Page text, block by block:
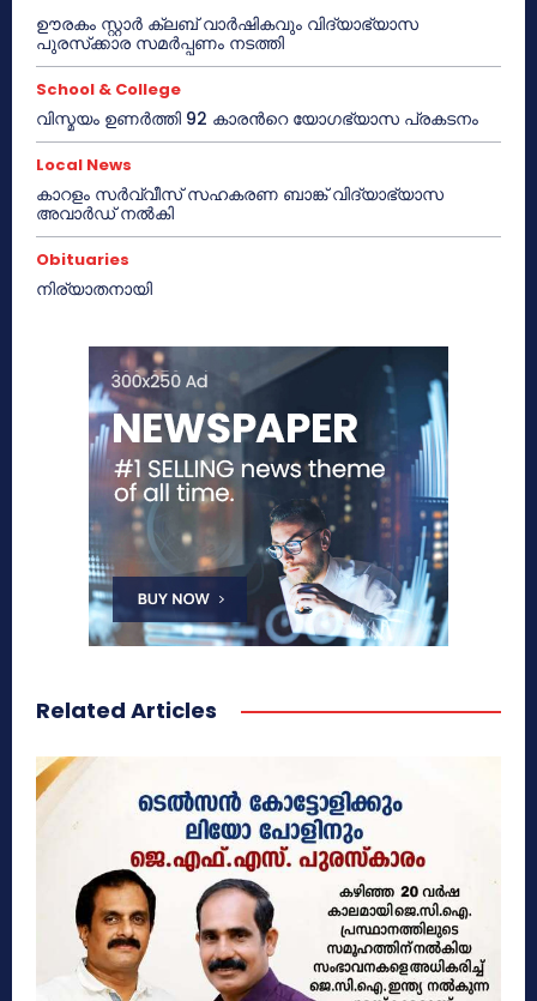
ഊരകം സ്റ്റാർ ക്ലബ് വാർഷികവും വിദ്യാഭ്യാസ
പുരസ്‌ക്കാര സമർപ്പണം നടത്തി
School & College
വിസ്മയം ഉണർത്തി 92 കാരൻറെ യോഗഭ്യാസ പ്രകടനം
Local News
കാറളം സർവ്വീസ് സഹകരണ ബാങ്ക് വിദ്യാഭ്യാസ
അവാർഡ് നൽകി
Obituaries
നിര്യാതനായി
Related Articles